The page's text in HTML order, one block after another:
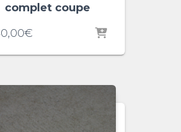
complet coupe
€